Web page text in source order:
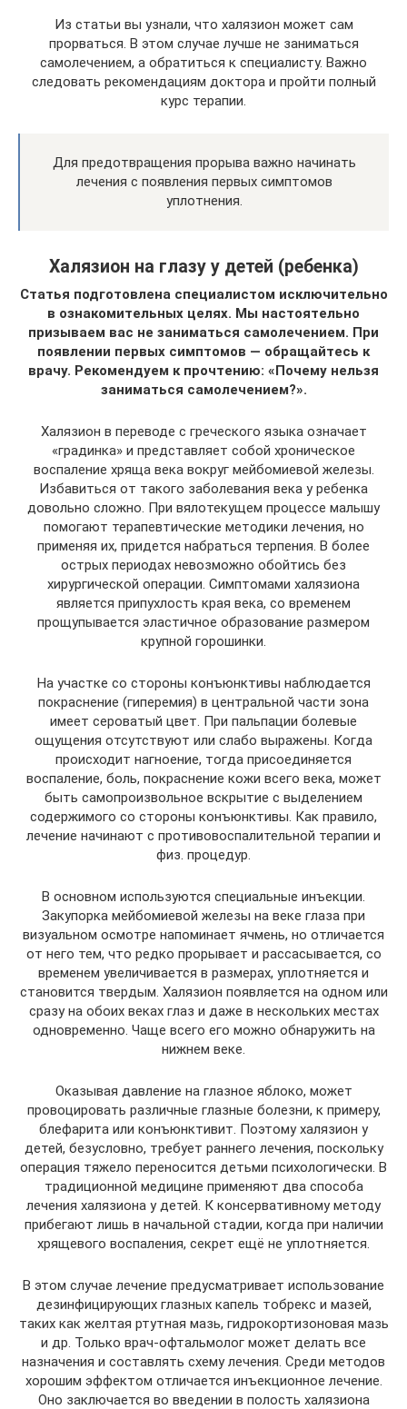
Из статьи вы узнали, что халязион может сам
прорваться. В этом случае лучше не заниматься
самолечением, а обратиться к специалисту. Важно
следовать рекомендациям доктора и пройти полный
курс терапии.
Для предотвращения прорыва важно начинать
лечения с появления первых симптомов
уплотнения.
Халязион на глазу у детей (ребенка)
Статья подготовлена специалистом исключительно
в ознакомительных целях. Мы настоятельно
призываем вас не заниматься самолечением. При
появлении первых симптомов — обращайтесь к
врачу. Рекомендуем к прочтению: «Почему нельзя
заниматься самолечением?».
Халязион в переводе с греческого языка означает
«градинка» и представляет собой хроническое
воспаление хряща века вокруг мейбомиевой железы.
Избавиться от такого заболевания века у ребенка
довольно сложно. При вялотекущем процессе малышу
помогают терапевтические методики лечения, но
применяя их, придется набраться терпения. В более
острых периодах невозможно обойтись без
хирургической операции. Симптомами халязиона
является припухлость края века, со временем
прощупывается эластичное образование размером
крупной горошинки.
На участке со стороны конъюнктивы наблюдается
покраснение (гиперемия) в центральной части зона
имеет сероватый цвет. При пальпации болевые
ощущения отсутствуют или слабо выражены. Когда
происходит нагноение, тогда присоединяется
воспаление, боль, покраснение кожи всего века, может
быть самопроизвольное вскрытие с выделением
содержимого со стороны конъюнктивы. Как правило,
лечение начинают с противовоспалительной терапии и
физ. процедур.
В основном используются специальные инъекции.
Закупорка мейбомиевой железы на веке глаза при
визуальном осмотре напоминает ячмень, но отличается
от него тем, что редко прорывает и рассасывается, со
временем увеличивается в размерах, уплотняется и
становится твердым. Халязион появляется на одном или
сразу на обоих веках глаз и даже в нескольких местах
одновременно. Чаще всего его можно обнаружить на
нижнем веке.
Оказывая давление на глазное яблоко, может
провоцировать различные глазные болезни, к примеру,
блефарита или конъюнктивит. Поэтому халязион у
детей, безусловно, требует раннего лечения, поскольку
операция тяжело переносится детьми психологически. В
традиционной медицине применяют два способа
лечения халязиона у детей. К консервативному методу
прибегают лишь в начальной стадии, когда при наличии
хрящевого воспаления, секрет ещё не уплотняется.
В этом случае лечение предусматривает использование
дезинфицирующих глазных капель тобрекс и мазей,
таких как желтая ртутная мазь, гидрокортизоновая мазь
и др. Только врач-офтальмолог может делать все
назначения и составлять схему лечения. Среди методов
хорошим эффектом отличается инъекционное лечение.
Оно заключается во введении в полость халязиона